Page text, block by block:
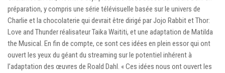
préparation, y compris une série télévisuelle basée sur le univers de
Charlie et la chocolaterie qui devrait être dirigé par Jojo Rabbit et Thor:
Love and Thunder réalisateur Taika Waititi, et une adaptation de Matilda
the Musical. En fin de compte, ce sont ces idées en plein essor qui ont
ouvert les yeux du géant du streaming sur le potentiel inhérent à
l’adaptation des œuvres de Roald Dahl. « Ces idées nous ont ouvert les